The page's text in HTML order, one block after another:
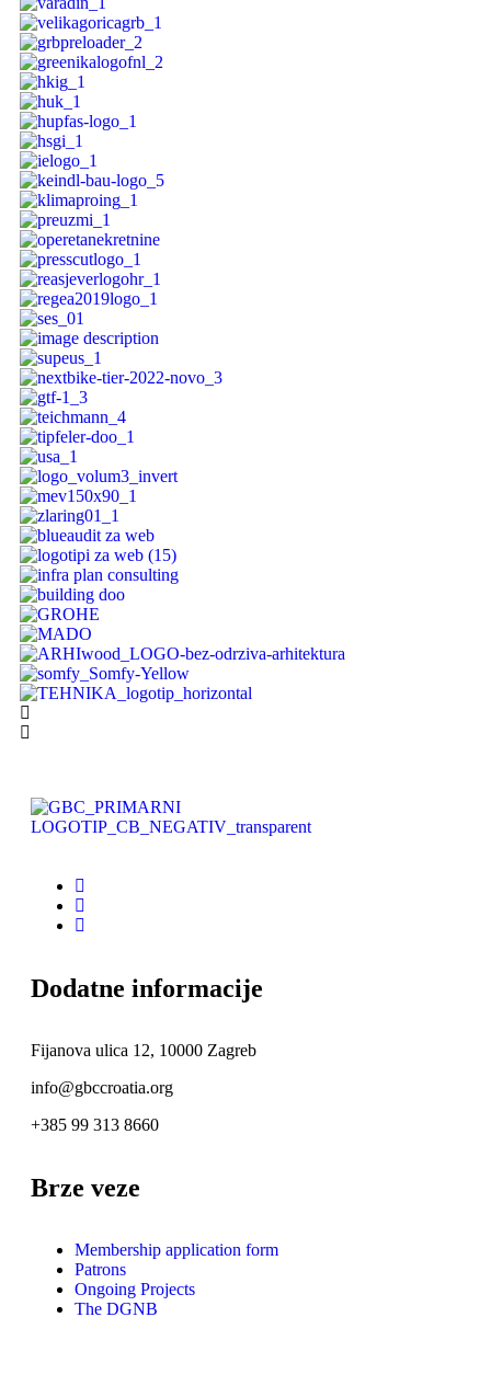
Dodatne informacije
Fijanova ulica 12, 10000 Zagreb
info@gbccroatia.org
+385 99 313 8660
Brze veze
Membership application form
Patrons
Ongoing Projects
The DGNB